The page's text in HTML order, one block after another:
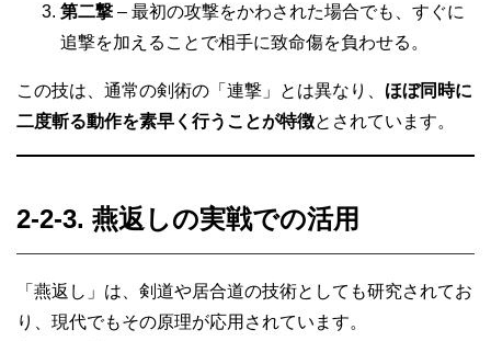
第二撃 – 最初の攻撃をかわされた場合でも、すぐに
追撃を加えることで相手に致命傷を負わせる。
この技は、通常の剣術の「連撃」とは異なり、 ほぼ同時に
二度斬る動作を素早く行うことが特徴とされています。
2-2-3. 燕返しの実戦での活用
「燕返し」は、剣道や居合道の技術としても研究されてお
り、現代でもその原理が応用されています。